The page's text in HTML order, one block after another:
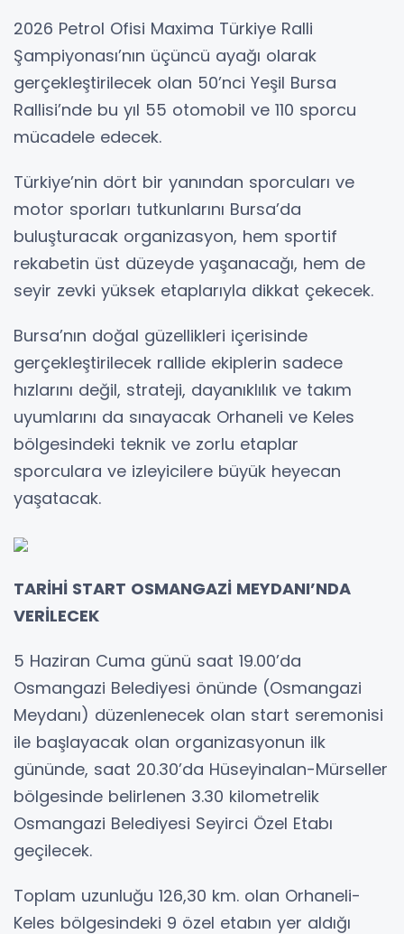
2026 Petrol Ofisi Maxima Türkiye Ralli
Şampiyonası’nın üçüncü ayağı olarak
gerçekleştirilecek olan 50’nci Yeşil Bursa
Rallisi’nde bu yıl 55 otomobil ve 110 sporcu
mücadele edecek.
Türkiye’nin dört bir yanından sporcuları ve
motor sporları tutkunlarını Bursa’da
buluşturacak organizasyon, hem sportif
rekabetin üst düzeyde yaşanacağı, hem de
seyir zevki yüksek etaplarıyla dikkat çekecek.
Bursa’nın doğal güzellikleri içerisinde
gerçekleştirilecek rallide ekiplerin sadece
hızlarını değil, strateji, dayanıklılık ve takım
uyumlarını da sınayacak Orhaneli ve Keles
bölgesindeki teknik ve zorlu etaplar
sporculara ve izleyicilere büyük heyecan
yaşatacak.
TARİHİ START OSMANGAZİ MEYDANI’NDA
VERİLECEK
5 Haziran Cuma günü saat 19.00’da
Osmangazi Belediyesi önünde (Osmangazi
Meydanı) düzenlenecek olan start seremonisi
ile başlayacak olan organizasyonun ilk
gününde, saat 20.30’da Hüseyinalan-Mürseller
bölgesinde belirlenen 3.30 kilometrelik
Osmangazi Belediyesi Seyirci Özel Etabı
geçilecek.
Toplam uzunluğu 126,30 km. olan Orhaneli-
Keles bölgesindeki 9 özel etabın yer aldığı